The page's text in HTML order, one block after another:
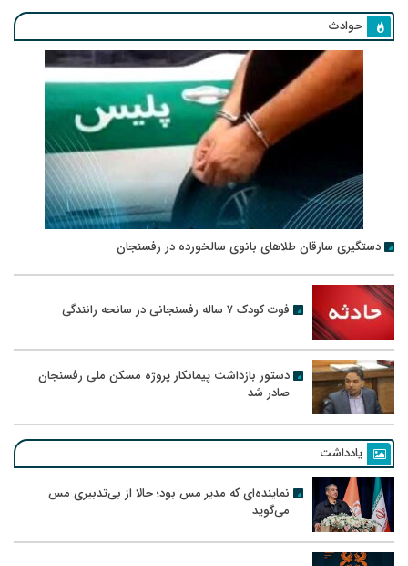
حوادث
دستگیری سارقان طلاهای بانوی سالخورده در رفسنجان
فوت کودک ۷ ساله رفسنجانی در سانحه رانندگی
دستور بازداشت پیمانکار پروژه مسکن ملی رفسنجان
صادر شد
یادداشت
نماینده‌ای که مدیر مس بود؛ حالا از بی‌تدبیری مس
می‌گوید